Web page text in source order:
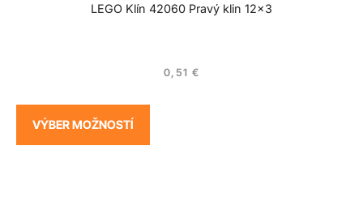
LEGO Klín 42060 Pravý klin 12×3
0,51 €
VÝBER MOŽNOSTÍ